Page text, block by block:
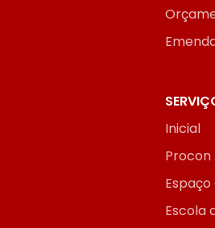
Inicial
Procon
Escola